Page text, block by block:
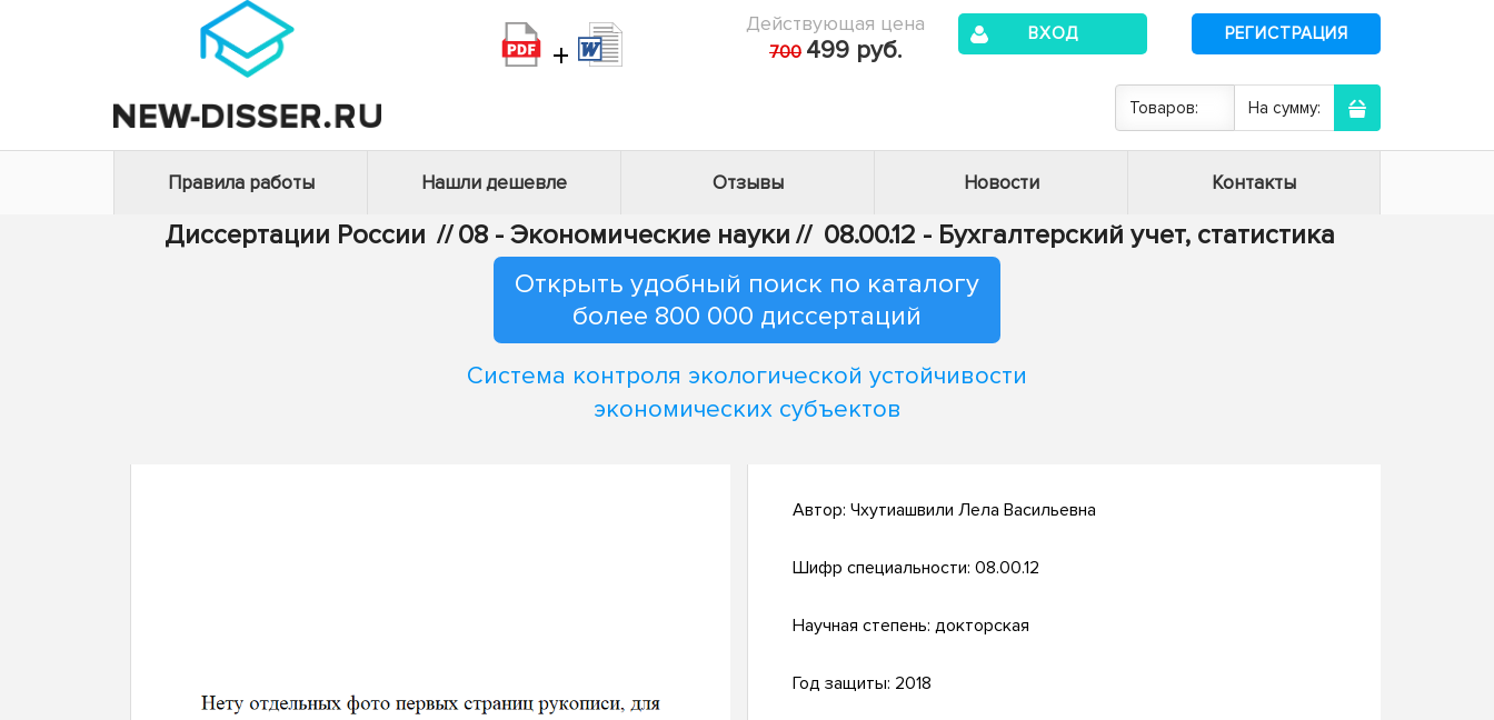
+
Действующая цена
700 499 руб.
ВХОД РЕГИСТРАЦИЯ
Товаров: На сумму:
Правила работы Нашли дешевле Отзывы Новости Контакты
Диссертации России // 08 - Экономические науки // 08.00.12 - Бухгалтерский учет, статистика
Открыть удобный поиск по каталогу
более 800 000 диссертаций
Система контроля экологической устойчивости
экономических субъектов
Автор: Чхутиашвили Лела Васильевна
Шифр специальности: 08.00.12
Научная степень: докторская
Год защиты: 2018